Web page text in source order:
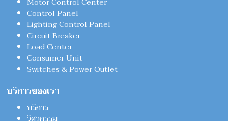
Control Panel
Lighting Control Panel
Circuit Breaker
Load Center
Consumer Unit
Switches & Power Outlet
บริการของเรา
บริการ